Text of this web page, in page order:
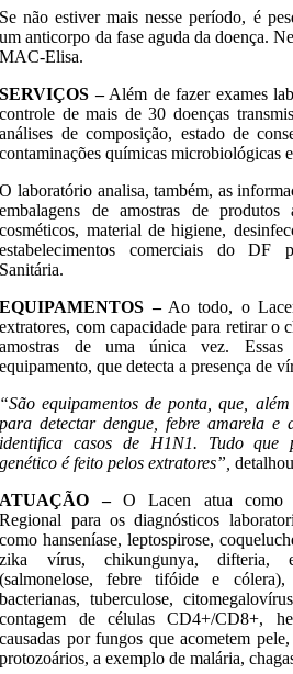
Se não estiver mais nesse período, é
um anticorpo da fase aguda da doença.
MAC-Elisa.
SERVIÇOS –Além de fazer exames
controle de mais de 30 doenças
análises de composição, estado de
contaminações químicas microbiológicas
O laboratório analisa, também, as
embalagens de amostras de produtos
cosméticos, material de higiene,
estabelecimentos comerciais do DF
Sanitária.
EQUIPAMENTOS –Ao todo, o
extratores, com capacidade para retirar o
amostras de uma única vez.
equipamento, que detecta a presença de
“São equipamentos de ponta, que,
para detectar dengue, febre amarela e
identifica casos de H1N1. Tudo que
genético é feito pelos extratores”,
ATUAÇÃO –O Lacen atua como
Regional para os diagnósticos
como hanseníase, leptospirose,
zika vírus, chikungunya, difteria,
(salmonelose, febre tifóide e cólera),
bacterianas, tuberculose,
contagem de células CD4+/CD8+,
causadas por fungos que acometem
protozoários, a exemplo de malária,